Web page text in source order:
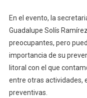
En el evento, la
Guadalupe Solís
preocupantes, pero
importancia de su
litoral con el que
entre otras actividades,
preventivas.